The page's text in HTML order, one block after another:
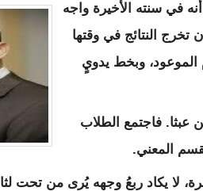
في سنته الأخيرة واجه
تخرج النتائج في وقتها
وبخط يدويٍ
عبثا. فاجتمع الطلاب
المعني.
يكاد ربعُ وجهه يُرى من تحت